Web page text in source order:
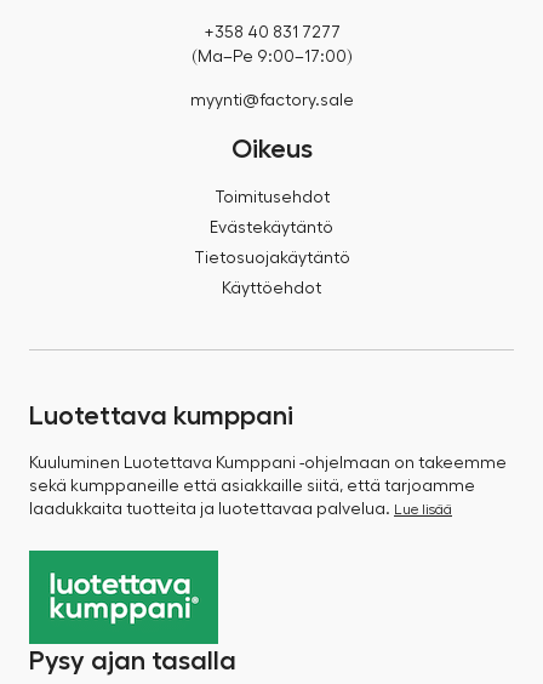
+358 40 831 7277
(Ma–Pe 9:00–17:00)
myynti@factory.sale
Oikeus
Toimitusehdot
Evästekäytäntö
Tietosuojakäytäntö
Käyttöehdot
Luotettava kumppani
Kuuluminen Luotettava Kumppani -ohjelmaan on takeemme
sekä kumppaneille että asiakkaille siitä, että tarjoamme
laadukkaita tuotteita ja luotettavaa palvelua. Lue lisää
Pysy ajan tasalla